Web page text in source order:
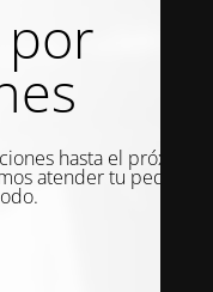
hasta el próximo
atender tu pedido